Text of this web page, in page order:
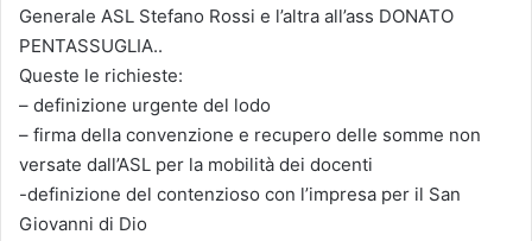
Generale ASL Stefano Rossi e l’altra all’ass DONATO
PENTASSUGLIA..
Queste le richieste:
– definizione urgente del lodo
– firma della convenzione e recupero delle somme non
versate dall’ASL per la mobilità dei docenti
-definizione del contenzioso con l’impresa per il San
Giovanni di Dio